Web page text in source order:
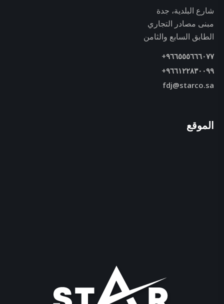
شارع البلدية، جدة
مبنى مصادر التجاري
الطابق السابع والثامن
+٩٦٦٥٥٥٦٦٦٠٧٧
+٩٦٦١٢٢٨٣٠٠٩٩
fdj@starco.sa
الموقع